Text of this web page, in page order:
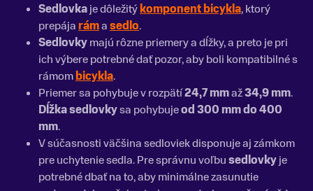
Sedlovkaje dôležitýkomponent bicykla, ktorý
prepája rámasedlo.
Sedlovkymajú rôzne priemery a dĺžky, a preto je pri
ich výbere potrebné dať pozor, aby boli kompatibilné s
rámombicykla.
Priemer sa pohybuje v rozpätí24,7 mmaž34,9 mm.
Dĺžka sedlovkysa pohybujeod 300 mm do 400
mm.
V súčasnosti väčšina sedloviek disponuje aj zámkom
pre uchytenie sedla. Pre správnu voľbusedlovkyje
potrebné dbať na to, aby minimálne zasunutie